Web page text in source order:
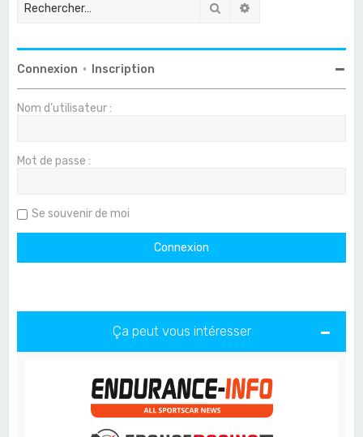
Rechercher
Connexion • Inscription
Nom d’utilisateur :
Mot de passe :
Se souvenir de moi
Ça peut vous intéresser